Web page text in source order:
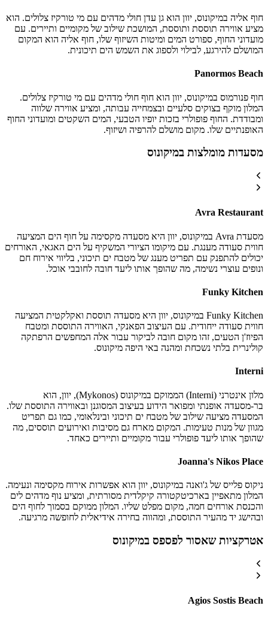
חוף אליה במיקונוס, יוון הוא גן עדן חולי מדהים עם מי טורקיז צלולים. הוא
מציע אווירה תוססת ותוססת, המושכת שילוב של מקומיים ותיירים. עם
מועדוני החוף, ספורט המים ומיטות השיזוף שלו, חוף אליה הוא המקום
המושלם להירגע, לבילוי ולספוג את השמש הים תיכונית.
Panormos Beach
חוף פנורמוס במיקונוס, יוון הוא חוף חולי מדהים עם מי טורקיז צלולים.
המלון מוקף בצוקים סלעיים ובצמחייה עבותה, ומציע אווירה שלווה
ומבודדת. החוף פופולרי בזכות יופיו הטבעי, המים השקטים ומועדוני החוף
האופנתיים שלו. מקום מושלם להרפיה ושיזוף.
מסעדות מומלצות במיקונוס
Avra Restaurant
מסעדת Avra במיקונוס, יוון היא מסעדה מקסימה על חוף הים המציעה
חווית סעודה מענגת. עם מיקומו הציורי המשקיף על הים האגאי, האורחים
יכולים להתפנק עם תפריט מענג של מטבח ים תיכוני, בליווי אירוח חם
ונופים עוצרי נשימה, מה שהופך אותו ליעד חובה לחובבי אוכל.
Funky Kitchen
Funky Kitchen במיקונוס, יוון היא מסעדה תוססת ואקלקטית המציעה
חווית סעודה ייחודית. עם העיצוב הפאנקי, האווירה התוססת ומטבח
הפיוז'ן הטעים, זהו מקום חובה לביקור עבור אלה המחפשים הרפתקה
קולינרית בלתי נשכחת ומהנה באי היפה מיקונוס.
Interni
מלון אינטרני (Interni) הממוקם במיקונוס (Mykonos), יוון, הוא
בר-מסעדה אופנתי ומפואר הידוע בעיצוב המסוגנן ובאווירה התוססת שלו.
המסעדה מציעה שילוב של מטבח ים תיכוני ובינלאומי, כמו גם תפריט
מגוון של מנות טעימות. המקום מארח גם מסיבות ואירועים תוססים, מה
שהופך אותו ליעד פופולרי עבור מקומיים ותיירים כאחד.
Joanna's Nikos Place
ניקוס פלייס של ג'ואנה במיקונוס, יוון הוא אפשרות אירוח מקסימה ונעימה.
המלון מתאפיין בארכיטקטורה קיקלדית מסורתית, ומציע נוף מדהים לים
והכנסת אורחים חמה, מקום מפלט שליו. המלון ממוקם בסמוך לחוף הים
ובהישג יד מהעיר התוססת, ומהווה בחירה אידיאלית לחופשה מרגיעה.
אטרקציות שאסור לפספס במיקונוס
Agios Sostis Beach